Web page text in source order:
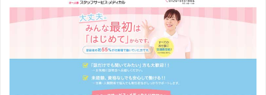
公式サイト
シグマスタッフ
登録 194件
第13位
ランスタッド(事務系)
登録
て
合致する求人数を調査。
2024年2月13日